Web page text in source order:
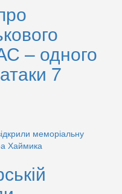
– одного
7